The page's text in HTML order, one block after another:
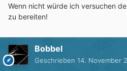
Wenn nicht würde ich versuchen
zu bereiten!
Bobbel
Geschrieben 14. November